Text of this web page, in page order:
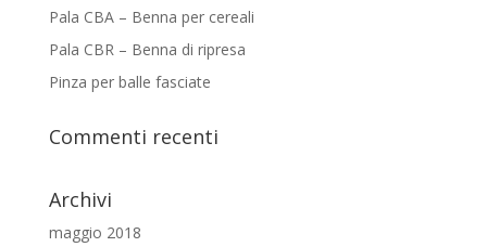
Pala CBA – Benna per cereali
Pala CBR – Benna di ripresa
Pinza per balle fasciate
Commenti recenti
Archivi
maggio 2018